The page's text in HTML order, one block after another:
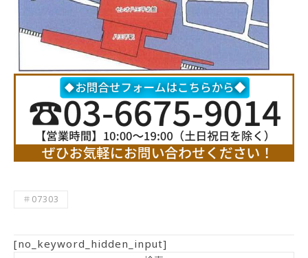
＃07303
[no_keyword_hidden_input]